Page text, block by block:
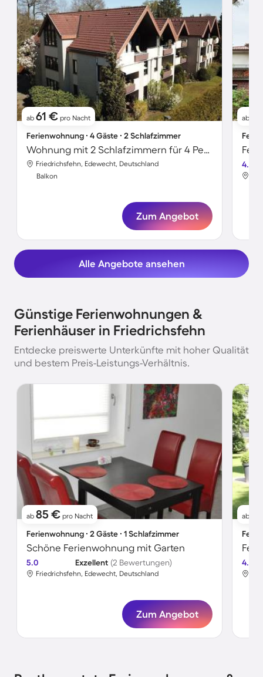
ab 61 € pro Nacht
Ferienwohnung ∙ 4 Gäste ∙ 2 Schlafzimmer
Wohnung mit 2 Schlafzimmern für 4 Personen
Friedrichsfehn, Edewecht, Deutschland
Balkon
Zum Angebot
ab
4.0
Alle Angebote ansehen
Günstige Ferienwohnungen &
Ferienhäuser in Friedrichsfehn
Entdecke preiswerte Unterkünfte mit hoher Qualität
und bestem Preis-Leistungs-Verhältnis.
ab 85 € pro Nacht
Ferienwohnung ∙ 2 Gäste ∙ 1 Schlafzimmer
Schöne Ferienwohnung mit Garten
5.0 Exzellent (2 Bewertungen)
Friedrichsfehn, Edewecht, Deutschland
Zum Angebot
ab
4.5